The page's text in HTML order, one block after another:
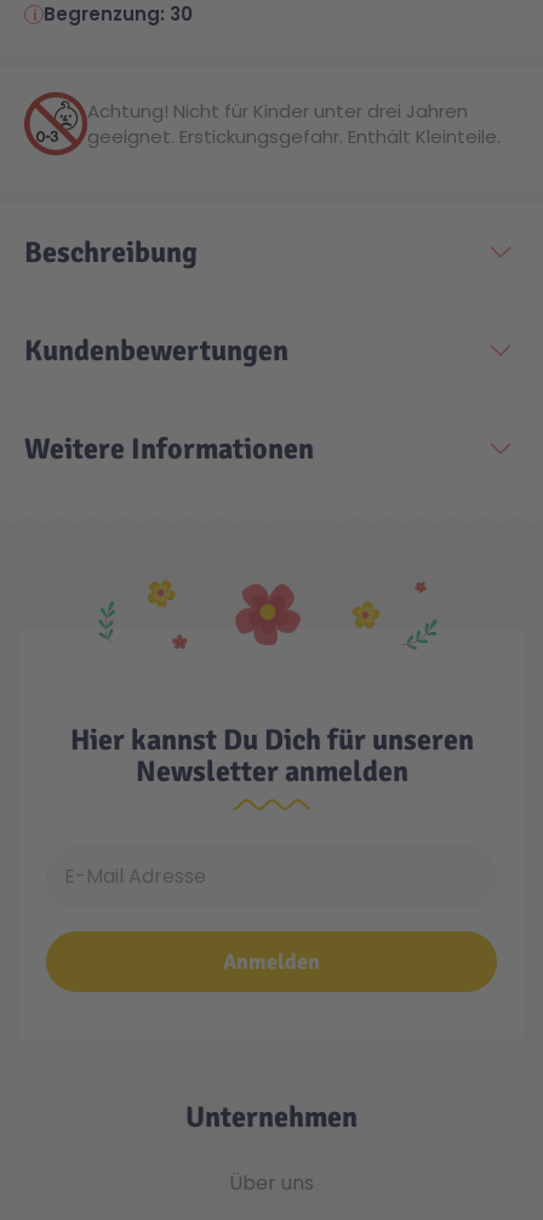
Begrenzung: 30
Achtung! Nicht für Kinder unter drei Jahren
geeignet. Erstickungsgefahr. Enthält Kleinteile.
Beschreibung
Kundenbewertungen
Weitere Informationen
Hier kannst Du Dich für unseren
Newsletter anmelden
Anmelden
Unternehmen
Über uns